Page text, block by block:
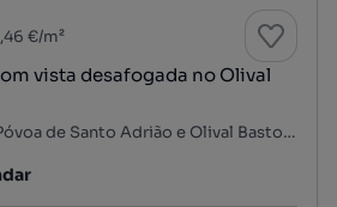
€/m²
vista desafogada no Olival
Largo José Afonso, Póvoa de Santo Adrião e Olival Basto, Odivelas, Lisboa